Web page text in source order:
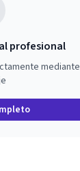
profesional
mediante